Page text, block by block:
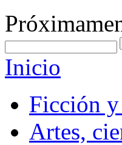
Inicio
Ficción y
Artes,